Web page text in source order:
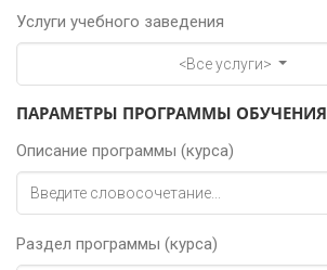
Услуги учебного заведения
<Все услуги>
ПАРАМЕТРЫ ПРОГРАММЫ ОБУЧЕНИЯ
Описание программы (курса)
Раздел программы (курса)